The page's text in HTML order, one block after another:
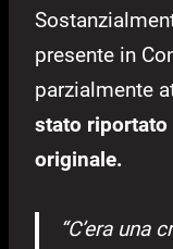
presente in
parzialmente
stato riportato
originale.
“C’era una